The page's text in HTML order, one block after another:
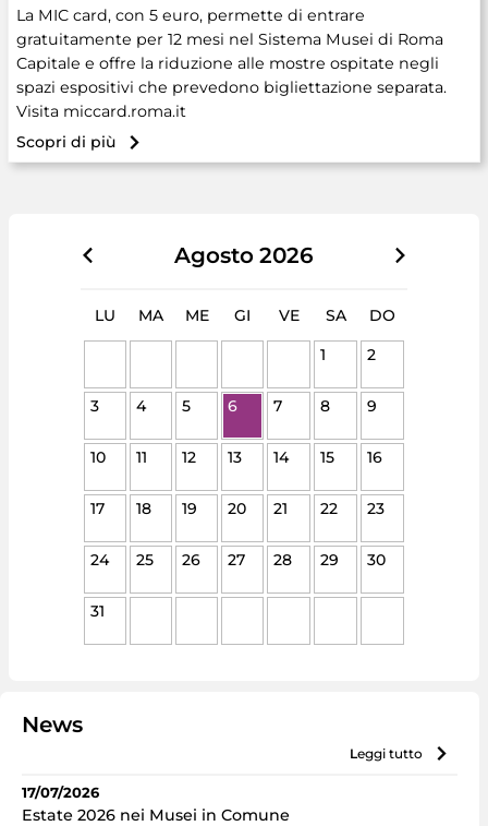
La MIC card, con 5 euro, permette di entrare
gratuitamente per 12 mesi nel Sistema Musei di Roma
Capitale e offre la riduzione alle mostre ospitate negli
spazi espositivi che prevedono bigliettazione separata.
Visita miccard.roma.it
Scopri di più
Agosto 2026
LU MA ME GI VE SA
DO
1
2
3 4 5 6 7 8 9
10 11 12 13 14 15 16
17 18 19 20 21 22 23
24 25 26 27 28 29 30
31
News
leggi tutto
17/07/2026
Estate 2026 nei Musei in Comune